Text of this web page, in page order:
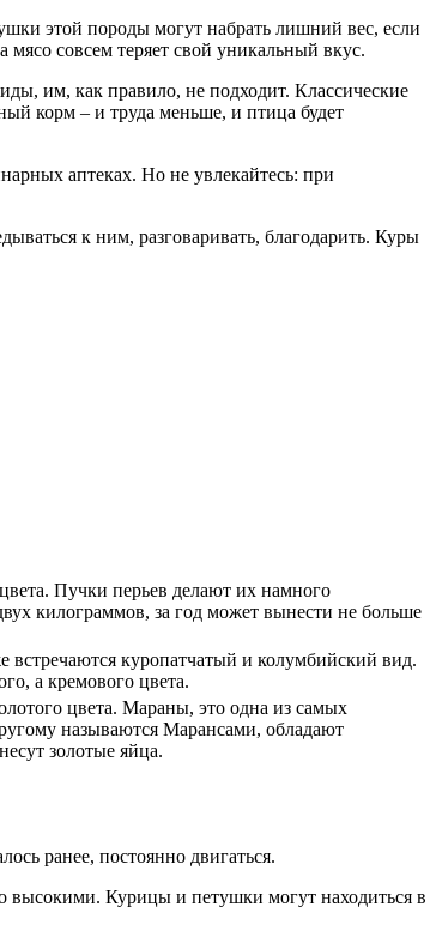
этой породы могут набрать лишний вес, если
совсем теряет свой уникальный вкус.
им, как правило, не подходит. Классические
корм – и труда меньше, и птица будет
аптеках. Но не увлекайтесь: при
к ним, разговаривать, благодарить. Куры
Пучки перьев делают их намного
килограммов, за год может вынести не больше
куропатчатый и колумбийский вид.
а кремового цвета.
цвета. Мараны, это одна из самых
называются Марансами, обладают
золотые яйца.
ранее, постоянно двигаться.
высокими. Курицы и петушки могут находиться в